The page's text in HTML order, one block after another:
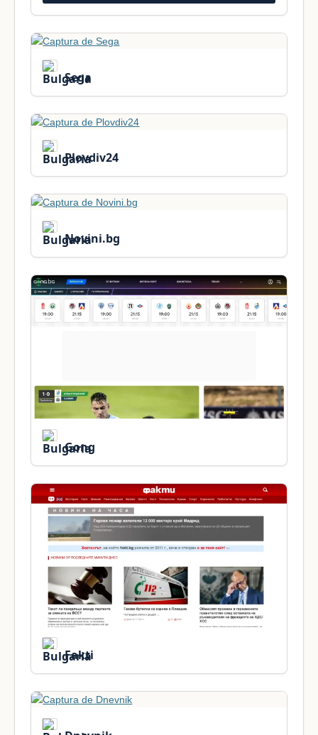
Sega
Plovdiv24
Novini.bg
Gong
Fakti